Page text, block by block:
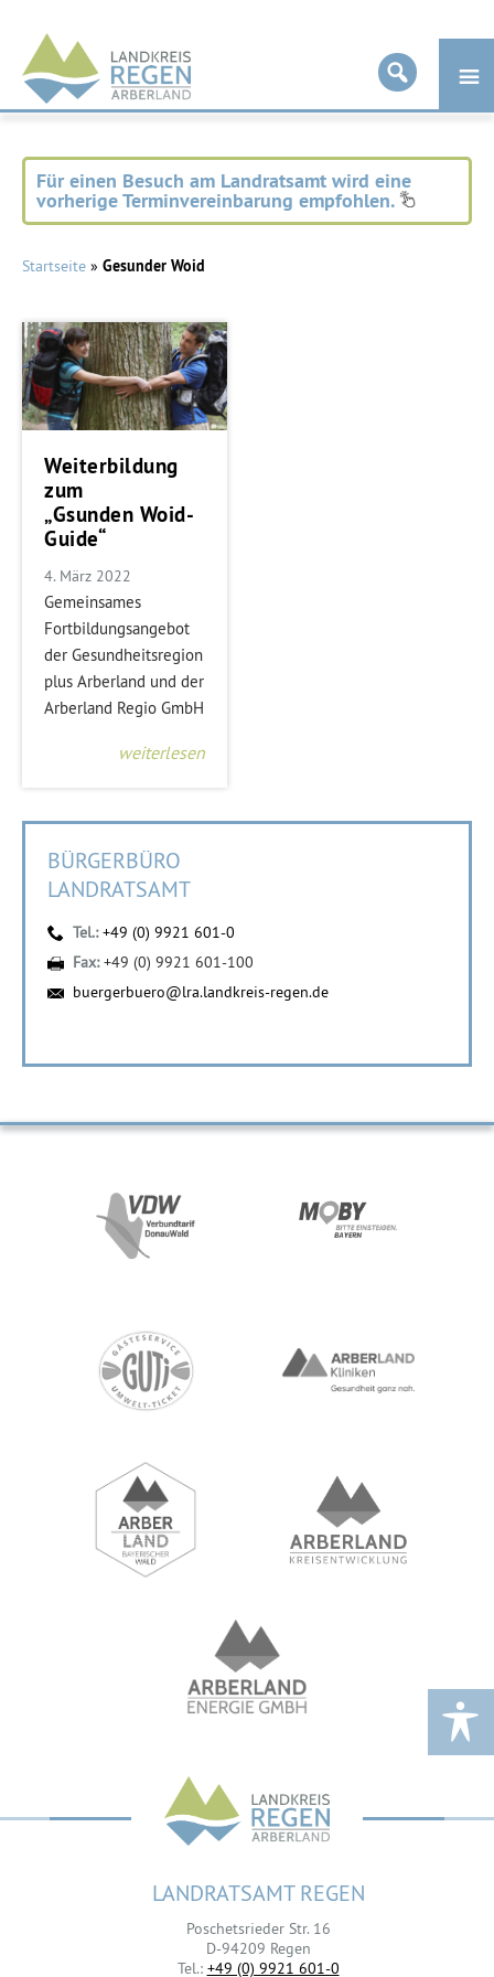
Landkreis
Regen
Für einen Besuch am Landratsamt wird eine
vorherige Terminvereinbarung empfohlen.
Startseite » Gesunder Woid
Weiterbildung
zum
„Gsunden Woid-
Guide“
4. März 2022
Gemeinsames
Fortbildungsangebot
der Gesundheitsregion
plus Arberland und der
Arberland Regio GmbH
weiterlesen
BÜRGERBÜRO
LANDRATSAMT
Tel.:+49 (0) 9921 601-0
Fax:+49 (0) 9921 601-100
buergerbuero@lra.landkreis-regen.de
LANDRATSAMT REGEN
Poschetsrieder Str. 16
D-94209 Regen
Tel.: +49 (0) 9921 601-0